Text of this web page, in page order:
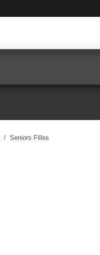
Seniors Filles